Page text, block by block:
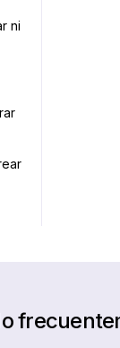
ni